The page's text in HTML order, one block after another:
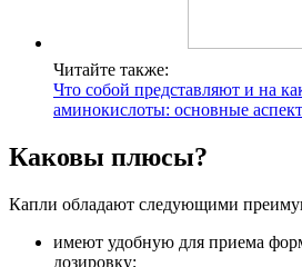
Читайте также:
Что собой представляют и на
аминокислоты: основные
Каковы плюсы?
Капли обладают следующими
имеют удобную для приема
дозировку;